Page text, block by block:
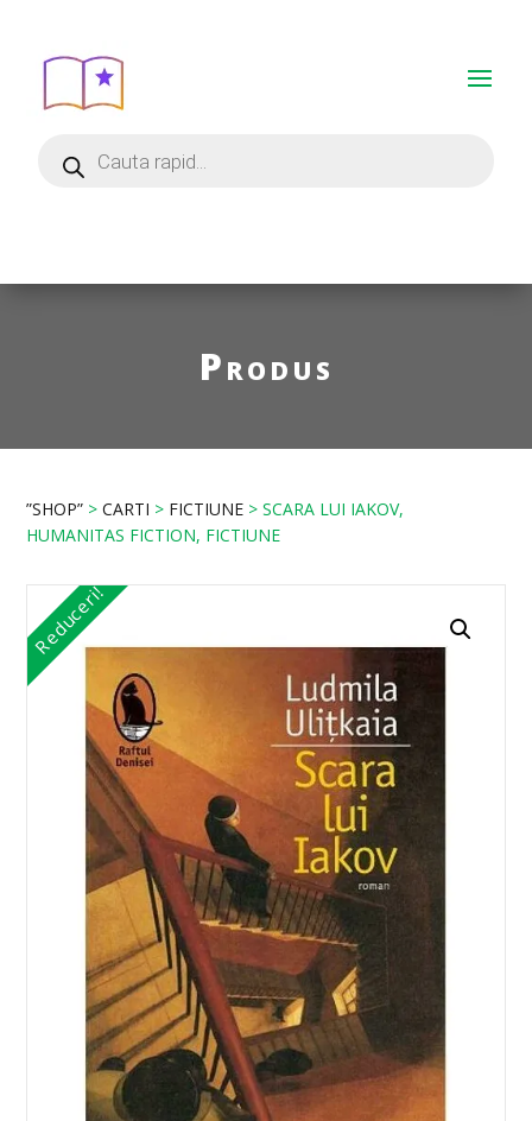
Produs
”SHOP” >CARTI > FICTIUNE > SCARA LUI IAKOV,
HUMANITAS FICTION, FICTIUNE
Reduceri!